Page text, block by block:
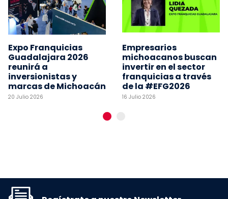
Expo Franquicias
Guadalajara 2026
reunirá a
inversionistas y
marcas de Michoacán
20 Julio 2026
Empresarios
michoacanos buscan
invertir en el sector
franquicias a través
de la #EFG2026
16 Julio 2026